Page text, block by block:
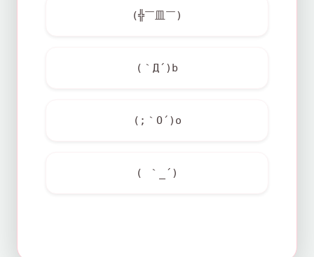
(╬￣皿￣)
(｀Д´)b
(;｀O´)o
( ｀_´)